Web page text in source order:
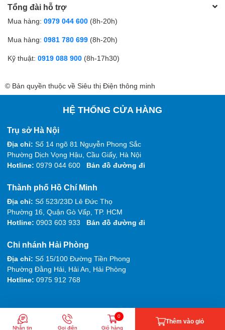
Tổng đài hỗ trợ
Mua hàng: 0979 044 600 (8h-20h)
Mua hàng: 0981 780 699 (8h-20h)
Kỹ thuật: 0919 088 900 (8h-17h30)
© Bản quyền thuộc về Siêu thị Điện thông minh
HỆ THỐNG CỬA HÀNG
Trụ sở Hà Nội
Địa chỉ: Số 14 ngõ 81 Nguyễn Phong Sắc
Phường Dịch Vọng Hậu, Cầu Giấy, Hà Nội
Hotline: 0979 044 600 Bản đồ đường đi
Thành phố Hồ Chí Minh
Địa chỉ: Số 523/23D Lê Đức Thọ
Phường 16, Quận Gò Vấp, TP. HCM
Hotline: 0903 603 933 Bản đồ đường đi
Chi nhánh Hải Phòng
Địa chỉ: Số 15/100 Đường Tiền Phong
Phường Đằng Hải, Hải An, Hải Phòng
Hotline: 0975 912 768
Nhắn tin Gọi điện
0
Giỏ hàng
Thêm vào giỏ